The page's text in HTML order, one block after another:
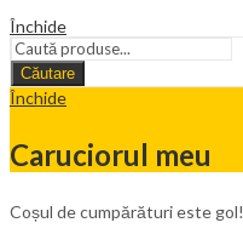
Închide
Căutare
Închide
Caruciorul meu
Coșul de cumpărături este gol!